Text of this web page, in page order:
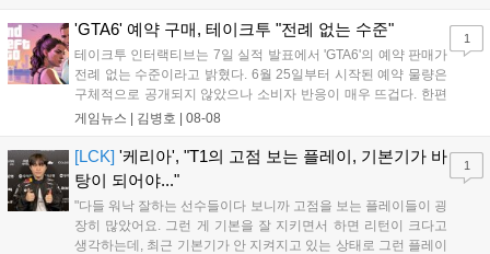
산의 영웅들 업데이트를 통해 정식 출시될 예정이다....
'GTA6' 예약 구매, 테이크투 "전례 없는 수준"
테이크투 인터랙티브는 7일 실적 발표에서 'GTA6'의 예약 판매가
전례 없는 수준이라고 밝혔다. 6월 25일부터 시작된 예약 물량은
구체적으로 공개되지 않았으나 소비자 반응이 매우 뜨겁다. 한편
11월 19일 PS5와 Xbox 시리즈 X|S로 정식 출시될 예정이며, 록
상 'Grand Theft Auto VI: An Extended Look'을 최초 공개할 계획
이다....
게임뉴스 | 김병호 | 08-08
1
[LCK] '케리아', "T1의 고점 보는 플레이, 기본기가 바
탕이 되어야..."
"다들 워낙 잘하는 선수들이다 보니까 고점을 보는 플레이들이 굉
장히 많았어요. 그런 게 기본을 잘 지키면서 하면 리턴이 크다고
생각하는데, 최근 기본기가 안 지켜지고 있는 상태로 그런 플레이
1